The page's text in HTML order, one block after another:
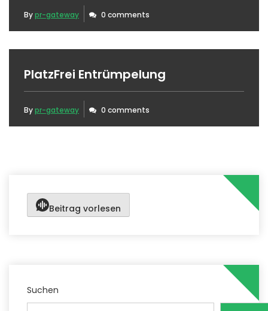
Bypr-gateway 0 comments
PlatzFrei Entrümpelung
Bypr-gateway 0 comments
Beitrag vorlesen
Suchen